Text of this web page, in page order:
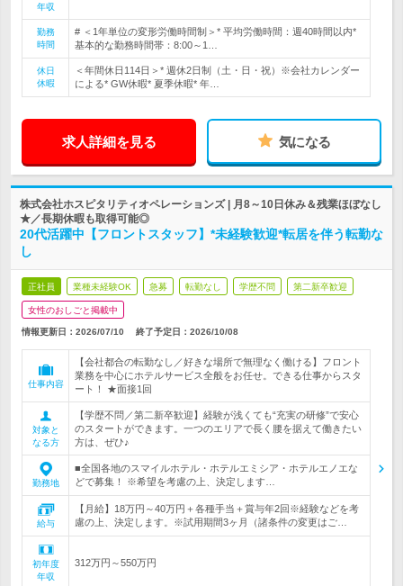
年収
勤務
時間
# ＜1年単位の変形労働時間制＞* 平均労働時間：週40時間以内*
基本的な勤務時間帯：8:00～1…
休日
休暇
＜年間休日114日＞* 週休2日制（土・日・祝）※会社カレンダー
による* GW休暇* 夏季休暇* 年…
求人詳細を見る 気になる
株式会社ホスピタリティオペレーションズ | 月8～10日休み＆残業ほぼなし
★／長期休暇も取得可能◎
20代活躍中【フロントスタッフ】*未経験歓迎*転居を伴う転勤な
し
正社員 業種未経験OK 急募 転勤なし 学歴不問 第二新卒歓迎
女性のおしごと掲載中
情報更新日：2026/07/10 終了予定日： 2026/10/08
仕事内容
【会社都合の転勤なし／好きな場所で無理なく働ける】フロント
業務を中心にホテルサービス全般をお任せ。できる仕事からスタ
ート！ ★面接1回
対象と
なる方
【学歴不問／第二新卒歓迎】経験が浅くても“充実の研修”で安心
のスタートができます。一つのエリアで長く腰を据えて働きたい
方は、ぜひ♪
勤務地
■全国各地のスマイルホテル・ホテルエミシア・ホテルエノエな
どで募集！ ※希望を考慮の上、決定します…
給与
【月給】18万円～40万円＋各種手当＋賞与年2回※経験などを考
慮の上、決定します。※試用期間3ヶ月（諸条件の変更はご…
初年度
年収
312万円～550万円